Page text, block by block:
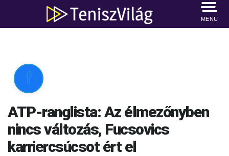
MENU

ATP-ranglista: Az élmezőnyben
nincs változás, Fucsovics
karriercsúcsot ért el